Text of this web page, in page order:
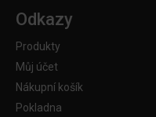
Odkazy
Produkty
Můj účet
Nákupní košík
Pokladna